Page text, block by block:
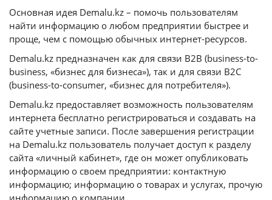
Основная идея Demalu.kz – помочь пользователям
найти информацию о любом предприятии быстрее и
проще, чем с помощью обычных интернет-ресурсов.
Demalu.kz предназначен как для связи B2B (business-to-
business, «бизнес для бизнеса»), так и для связи B2C
(business-to-consumer, «бизнес для потребителя»).
Demalu.kz предоставляет возможность пользователям
интернета бесплатно регистрироваться и создавать на
сайте учетные записи. После завершения регистрации
на Demalu.kz пользователь получает доступ к разделу
сайта «личный кабинет», где он может опубликовать
информацию о своем предприятии: контактную
информацию; информацию о товарах и услугах, прочую